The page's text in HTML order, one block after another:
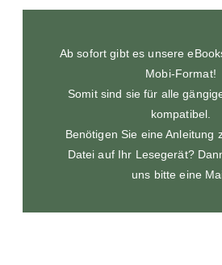
Ab sofort gibt es unsere
Mobi-Format!
Somit sind sie für alle
kompatibel.
Benötigen Sie eine Anleitung
Datei auf Ihr Lesegerät?
uns bitte eine